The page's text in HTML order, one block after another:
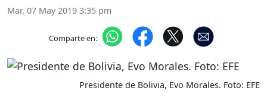
Mar, 07 May 2019 3:35 pm
Comparte en:
Presidente de Bolivia, Evo Morales. Foto: EFE